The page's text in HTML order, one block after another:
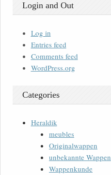
Login and Out
Log in
Entries feed
Comments feed
WordPress.org
Categories
Heraldik
meubles
Originalwappen
unbekannte Wappen
Wappenkunde